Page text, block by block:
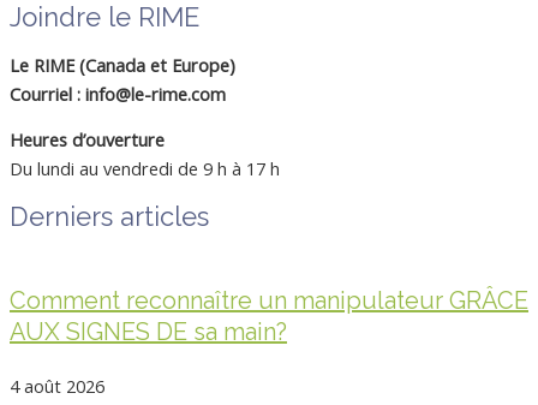
Joindre le RIME
Le RIME (Canada et Europe)
Courriel : info@le-rime.com
Heures d’ouverture
Du lundi au vendredi de 9 h à 17 h
Derniers articles
Comment reconnaître un manipulateur GRÂCE
AUX SIGNES DE sa main?
4 août 2026